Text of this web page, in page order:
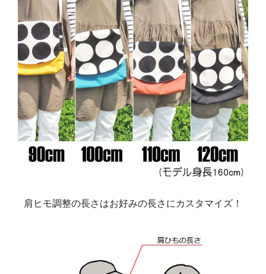
肩ヒモ調整の長さはお好みの長さにカスタマイズ！